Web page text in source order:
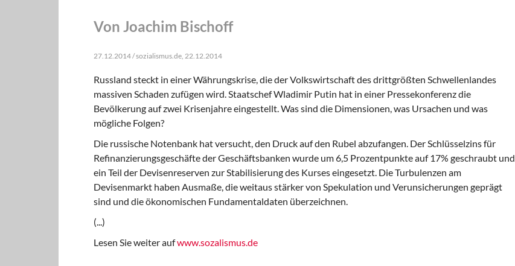
Von Joachim Bischoff
27.12.2014 / sozialismus.de, 22.12.2014
Russland steckt in einer Währungskrise, die der Volkswirtschaft des drittgrößten Schwellenlandes
massiven Schaden zufügen wird. Staatschef Wladimir Putin hat in einer Pressekonferenz die
Bevölkerung auf zwei Krisenjahre eingestellt. Was sind die Dimensionen, was Ursachen und was
mögliche Folgen?
Die russische Notenbank hat versucht,den Druck auf den Rubel abzufangen. Der Schlüsselzins für
Refinanzierungsgeschäfte der Geschäftsbanken wurde um 6,5 Prozentpunkte auf 17% geschraubt und
ein Teil der Devisenreserven zur Stabilisierung des Kurses eingesetzt. Die Turbulenzen am
Devisenmarkt haben Ausmaße, die weitaus stärker von Spekulation und Verunsicherungen geprägt
sind und die ökonomischen Fundamentaldaten überzeichnen.
(...)
Lesen Sie weiter aufwww.sozalismus.de